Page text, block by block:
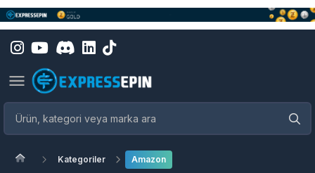
Kategoriler Amazon